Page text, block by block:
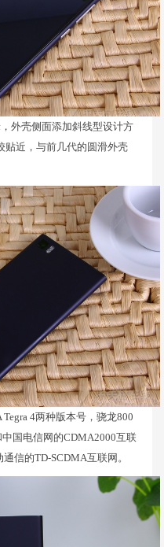
外壳侧面添加斜线型设计方
贴近，与前几代的圆滑外壳
4两种版本号，骁龙800
国电信网的CDMA2000互联
信的TD-SCDMA互联网。